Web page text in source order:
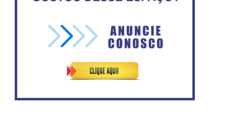
disse Bolsonaro sobre
Esquerda e empolga
militância do PT